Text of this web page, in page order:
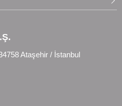
Ataşehir / İstanbul